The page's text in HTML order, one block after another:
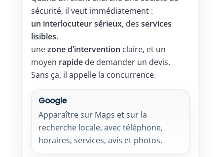
sécurité, il veut immédiatement :
un interlocuteur sérieux, des services
lisibles,
unezone d’intervention claire, et un
moyen rapide de demander un devis.
Sans ça, il appelle la concurrence.
Google
Apparaître sur Maps et sur la
recherche locale, avec téléphone,
horaires, services, avis et photos.